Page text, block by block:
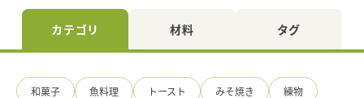
調
味
料
手
カテゴリ 材料 タグ
和菓子 魚料理 トースト みそ焼き 練物